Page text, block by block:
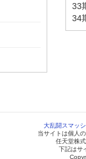
大乱闘スマッ
当サイトは個人
任天堂株
下記はサ